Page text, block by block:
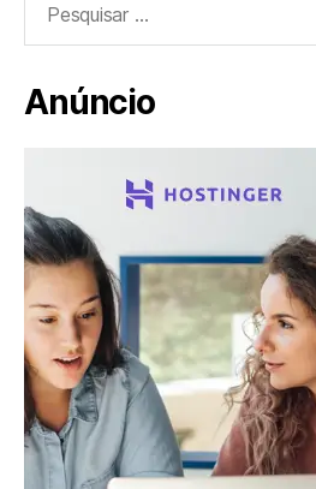
por:
Anúncio